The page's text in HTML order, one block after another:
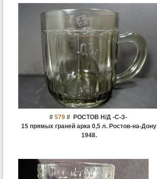
# 579#
РОСТОВ Н/Д -С-З-
15 прямых граней арка 0,5 л. Ростов-на-Дону
1948.